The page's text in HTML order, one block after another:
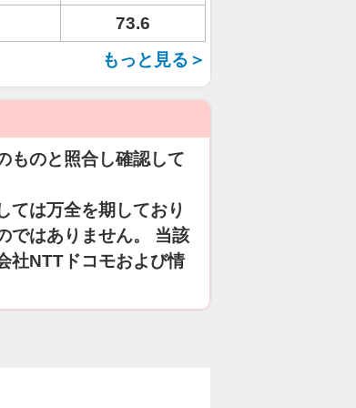
73.6
もっと見る＞
ものと照合し確認して
ては万全を期しており
ではありません。 当該
社NTTドコモおよび情